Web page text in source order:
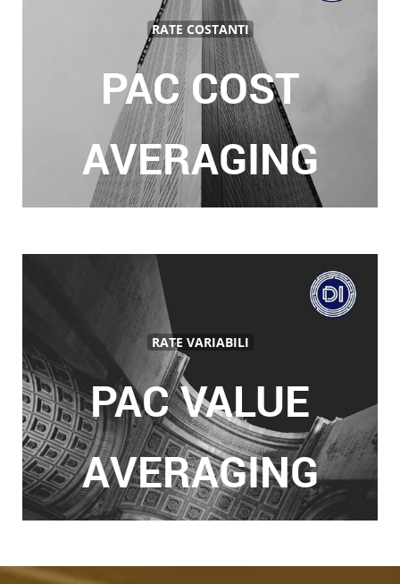
RATE COSTANTI
PAC COST
AVERAGING
RATE VARIABILI
PAC VALUE
AVERAGING